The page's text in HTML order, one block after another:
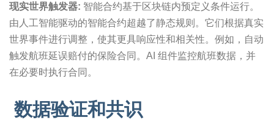
现实世界触发器: 智能合约基于区块链内预定义条件运行。
由人工智能驱动的智能合约超越了静态规则。它们根据真实
世界事件进行调整，使其更具响应性和相关性。例如，自动
触发航班延误赔付的保险合同。AI 组件监控航班数据，并
在必要时执行合同。
数据验证和共识